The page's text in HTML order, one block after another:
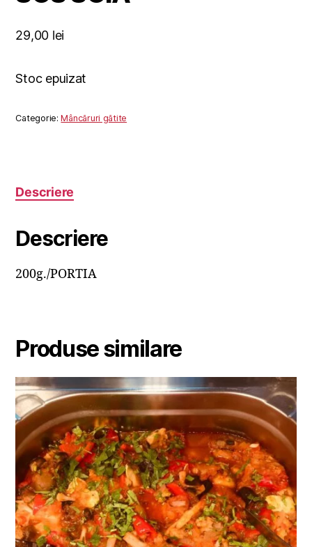
29,00 lei
Stoc epuizat
Categorie:Mâncăruri gătite
Descriere
Descriere
200g./PORTIA
Produse similare